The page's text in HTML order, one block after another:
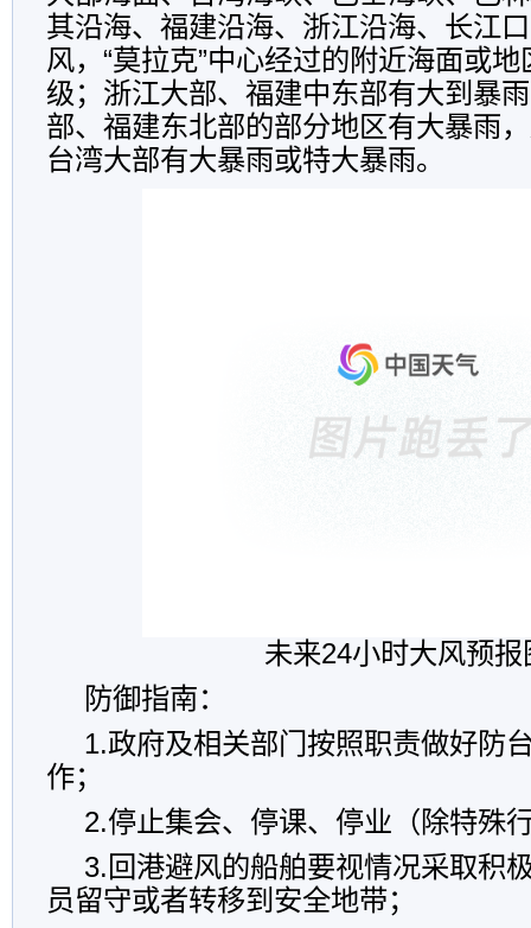
其沿海、福建沿海、浙江沿海、长江
风，“莫拉克”中心经过的附近海面或
级；浙江大部、福建中东部有大到暴
部、福建东北部的部分地区有大暴雨
台湾大部有大暴雨或特大暴雨。
未来24小时大风预报
防御指南：
1.政府及相关部门按照职责做好防
作；
2.停止集会、停课、停业（除特殊
3.回港避风的船舶要视情况采取积
员留守或者转移到安全地带；